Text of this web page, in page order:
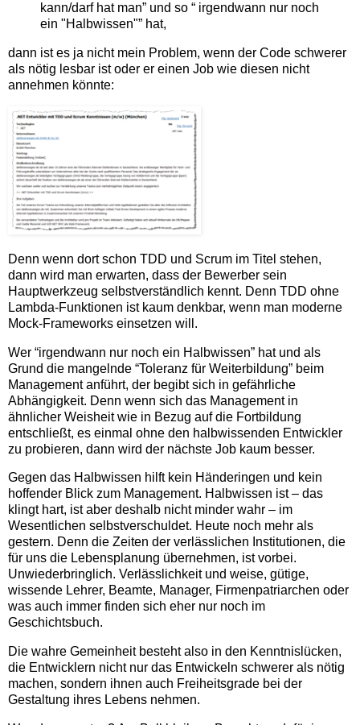
kann/darf hat man” und so “ irgendwann nur noch
ein "Halbwissen"” hat,
dann ist es ja nicht mein Problem, wenn der Code schwerer
als nötig lesbar ist oder er einen Job wie diesen nicht
annehmen könnte:
Denn wenn dort schon TDD und Scrum im Titel stehen,
dann wird man erwarten, dass der Bewerber sein
Hauptwerkzeug selbstverständlich kennt. Denn TDD ohne
Lambda-Funktionen ist kaum denkbar, wenn man moderne
Mock-Frameworks einsetzen will.
Wer “irgendwann nur noch ein Halbwissen” hat und als
Grund die mangelnde “Toleranz für Weiterbildung” beim
Management anführt, der begibt sich in gefährliche
Abhängigkeit. Denn wenn sich das Management in
ähnlicher Weisheit wie in Bezug auf die Fortbildung
entschließt, es einmal ohne den halbwissenden Entwickler
zu probieren, dann wird der nächste Job kaum besser.
Gegen das Halbwissen hilft kein Händeringen und kein
hoffender Blick zum Management. Halbwissen ist – das
klingt hart, ist aber deshalb nicht minder wahr – im
Wesentlichen selbstverschuldet. Heute noch mehr als
gestern. Denn die Zeiten der verlässlichen Institutionen, die
für uns die Lebensplanung übernehmen, ist vorbei.
Unwiederbringlich. Verlässlichkeit und weise, gütige,
wissende Lehrer, Beamte, Manager, Firmenpatriarchen oder
was auch immer finden sich eher nur noch im
Geschichtsbuch.
Die wahre Gemeinheit besteht also in den Kenntnislücken,
die Entwicklern nicht nur das Entwickeln schwerer als nötig
machen, sondern ihnen auch Freiheitsgrade bei der
Gestaltung ihres Lebens nehmen.